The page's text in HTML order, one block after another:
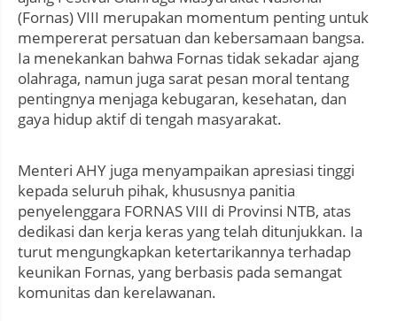
(Fornas) VIII merupakan momentum penting untuk
mempererat persatuan dan kebersamaan bangsa.
Ia menekankan bahwa Fornas tidak sekadar ajang
olahraga, namun juga sarat pesan moral tentang
pentingnya menjaga kebugaran, kesehatan, dan
gaya hidup aktif di tengah masyarakat.
Menteri AHY juga menyampaikan apresiasi tinggi
kepada seluruh pihak, khususnya panitia
penyelenggara FORNAS VIII di Provinsi NTB, atas
dedikasi dan kerja keras yang telah ditunjukkan. Ia
turut mengungkapkan ketertarikannya terhadap
keunikan Fornas, yang berbasis pada semangat
komunitas dan kerelawanan.